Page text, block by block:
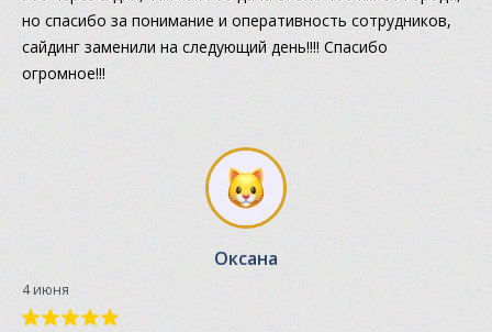
но спасибо за понимание и оперативность сотрудников,
сайдинг заменили на следующий день!!!! Спасибо
огромное!!!
Оксана
4 июня